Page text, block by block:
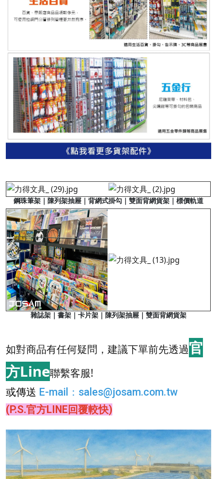
鋼珠筆架｜陳列架抽屜｜背網式掛勾｜雙面背網貨架｜標價軌道
雜誌架｜書架｜卡片架｜陳列架抽屜｜雙面背網貨架
如對商品有任何疑問，建議下單前先透過官
方Line聯繫客服!
或傳送 E-mail ： sales@josam.com.tw
(P.S.官方LINE回覆較快)